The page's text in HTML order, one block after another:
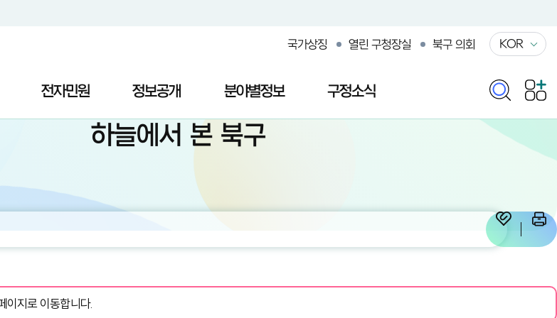
국가상징 열린 구청장실 북구 의회 KOR
전자민원 정보공개 분야별정보 구정소식
하늘에서 본 북구
이지로 이동합니다.